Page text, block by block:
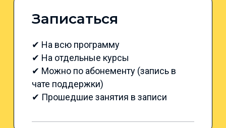
Записаться
✔ На всю программу
✔ На отдельные курсы
✔ Можно по абонементу (запись в
чате поддержки)
✔ Прошедшие занятия в записи